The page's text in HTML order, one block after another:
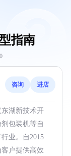
指南
咨询 进店
湖新技术开
包装机等自
业。自2015
户提供高效